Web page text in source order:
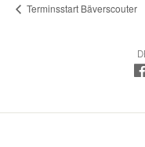
Terminsstart Bäverscouter